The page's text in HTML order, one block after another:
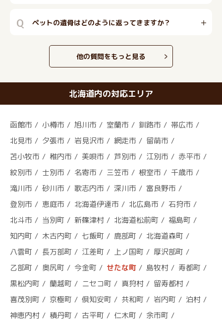
Q ペットの遺骨はどのように返ってきますか？
他の質問をもっと見る
北海道内の対応エリア
函館市 小樽市 旭川市 室蘭市 釧路市
帯広市
北見市
夕張市 岩見沢市 網走市
留萌市
苫小牧市
稚内市 美唄市 芦別市 江別市
赤平市
紋別市
士別市 名寄市 三笠市 根室市
千歳市
滝川市
砂川市 歌志内市 深川市
富良野市
登別市
恵庭市 北海道伊達市 北広島市
石狩市
北斗市
当別町 新篠津村 北海道松前町
福島町
知内町
木古内町 七飯町 鹿部町
北海道森町
八雲町
長万部町 江差町 上ノ国町
厚沢部町
乙部町
奥尻町 今金町 せたな町 島牧村
寿都町
黒松内町
蘭越町 ニセコ町 真狩村
留寿都村
喜茂別町
京極町 倶知安町 共和町 岩内町
泊村
神恵内村
積丹町 古平町 仁木町
余市町